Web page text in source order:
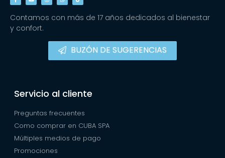
Contamos con más de 17 años dedicados al bienestar
y confort.
BUZÓN DE SUGERENCIAS
Servicio al cliente
Preguntas frecuentes
Como comprar en CUBA SPA
Múltiples medios de pago
Promociones